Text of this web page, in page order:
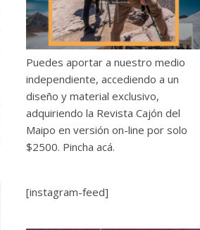
Puedes aportar a nuestro medio
independiente, accediendo a un
diseño y material exclusivo,
adquiriendo la Revista Cajón del
Maipo en versión on-line por solo
$2500. Pincha acá.
[instagram-feed]